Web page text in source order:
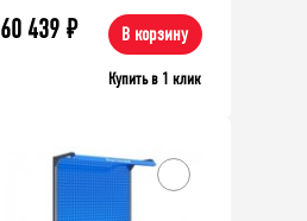
60 439 ₽ В корзину
Купить в 1 клик